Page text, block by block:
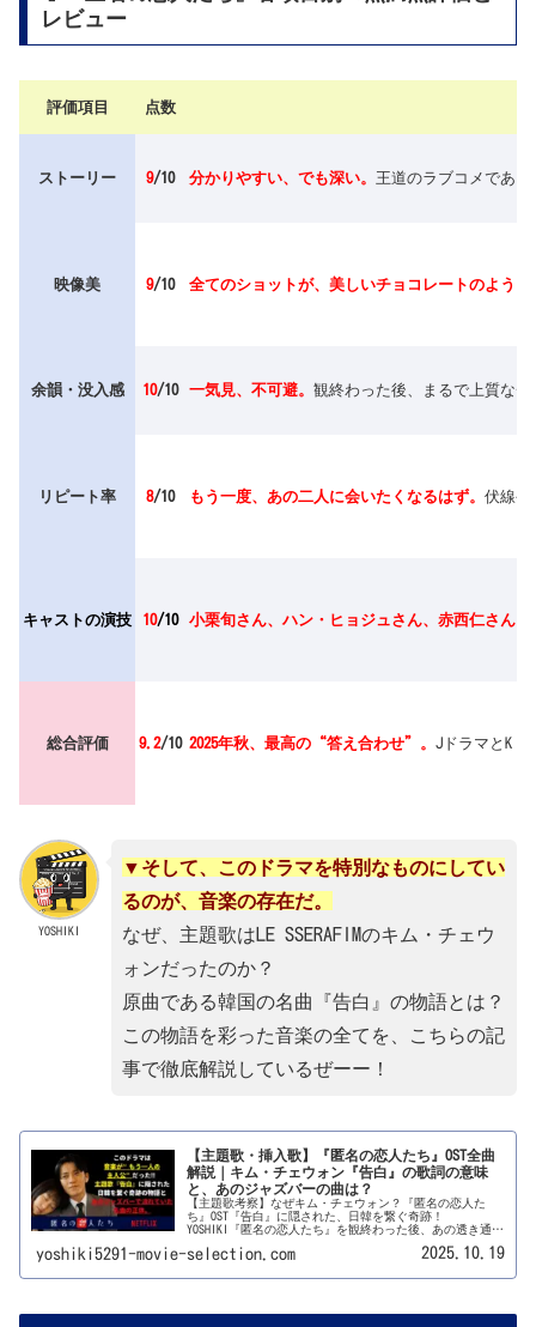
レビュー
評価項目 点数
ストーリー 9/10 分かりやすい、でも深い。 王道のラブコメであ
映像美 9/10 全てのショットが、美しいチョコレートのよう。
余韻・没入感 10/10 一気見、不可避。 観終わった後、まるで上質な
リピート率 8/10 もう一度、あの二人に会いたくなるはず。 伏線や
キャストの演技 10/10 小栗旬さん、ハン・ヒョジュさん、赤西仁さん…
総合評価 9.2/10 2025年秋、最高の“答え合わせ”。 JドラマとKド
YOSHIKI
▼そして、このドラマを特別なものにしてい
るのが、音楽の存在だ。
なぜ、主題歌はLE SSERAFIMのキム・チェウ
ォンだったのか？
原曲である韓国の名曲『告白』の物語とは？
この物語を彩った音楽の全てを、こちらの記
事で徹底解説しているぜーー！
【主題歌・挿入歌】『匿名の恋人たち』OST全曲
解説｜キム・チェウォン『告白』の歌詞の意味
と、あのジャズバーの曲は？
【主題歌考察】なぜキム・チェウォン？『匿名の恋人た
ち』OST『告白』に隠された、日韓を繋ぐ奇跡！
YOSHIKI『匿名の恋人たち』を観終わった後、あの透き通る
なったのは、僕だけじゃないはずです。この記事では、そ
に、僕の魂を込めて、徹底的に答えていくぜーー！🔴序
yoshiki5291-movie-selection.com 2025.10.19